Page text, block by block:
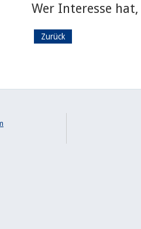
Wer Interesse
Zurück